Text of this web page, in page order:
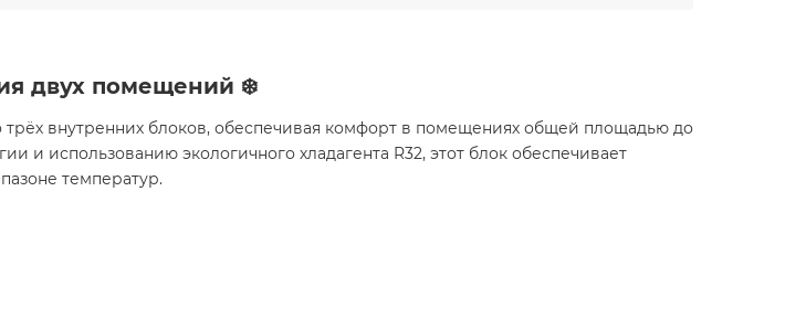
двух помещений ❄️
внутренних блоков, обеспечивая комфорт в помещениях общей площадью до
и использованию экологичного хладагента R32, этот блок обеспечивает
температур.​